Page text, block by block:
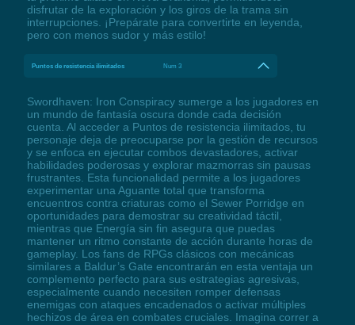
disfrutar de la exploración y los giros de la trama sin
interrupciones. ¡Prepárate para convertirte en leyenda,
pero con menos sudor y más estilo!
Puntos de resistencia ilimitados Num 3
Swordhaven: Iron Conspiracy sumerge a los jugadores en
un mundo de fantasía oscura donde cada decisión
cuenta. Al acceder a Puntos de resistencia ilimitados, tu
personaje deja de preocuparse por la gestión de recursos
y se enfoca en ejecutar combos devastadores, activar
habilidades poderosas y explorar mazmorras sin pausas
frustrantes. Esta funcionalidad permite a los jugadores
experimentar una Aguante total que transforma
encuentros contra criaturas como el Sewer Porridge en
oportunidades para demostrar su creatividad táctil,
mientras que Energía sin fin asegura que puedas
mantener un ritmo constante de acción durante horas de
gameplay. Los fans de RPGs clásicos con mecánicas
similares a Baldur’s Gate encontrarán en esta ventaja un
complemento perfecto para sus estrategias agresivas,
especialmente cuando necesiten romper defensas
enemigas con ataques encadenados o activar múltiples
hechizos de área en combates cruciales. Imagina correr a